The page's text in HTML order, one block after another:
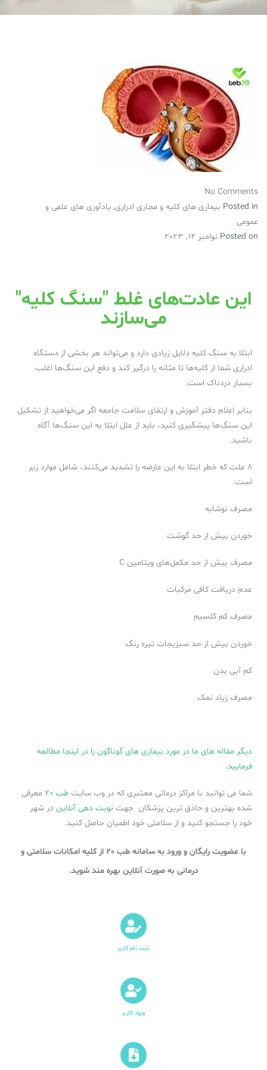
No Comments
Posted in بیماری های کلیه و مجاری ادراری, یادآوری های علمی و
عمومی
Posted on نوامبر 14, 2023
این عادت‌های غلط "سنگ کلیه"
می‌سازند
ابتلا به سنگ کلیه دلایل زیادی دارد و می‌تواند هر بخشی از دستگاه
ادراری شما از کلیه‌ها تا مثانه را درگیر کند و دفع این سنگ‌ها اغلب
بسیار دردناک است.
بنابر اعلام دفتر آموزش و ارتقای سلامت جامعه اگر می‌خواهید از تشکیل
این سنگ‌ها پیشگیری کنید، باید از علل ابتلا به این سنگ‌ها آگاه
باشید.
۸ علت که خطر ابتلا به این عارضه را تشدید می‌کنند، شامل موارد زیر
است:
مصرف نوشابه
خوردن بیش از حد گوشت
مصرف بیش از حد مکمل‌های ویتامین C
عدم دریافت کافی مرکبات
مصرف کم کلسیم
خوردن بیش از حد سبزیجات تیره رنگ
کم آبی بدن
مصرف زیاد نمک
دیگر مقاله های ما در مورد بیماری های گوناگون را در اینجا مطالعه
فرمایید.
شما می توانید با مراکز درمانی معتبری که در وب سایت طب 20
معرفی
شده بهترین و حاذق ترین پزشکان جهت نوبت دهی آنلاین در شهر
خود را جستجو کنید و از سلامتی خود اطمیان حاصل کنید.
با عضویت رایگان و ورود به سامانه طب 20 از کلیه امکانات سلامتی و
درمانی به صورت آنلاین بهره مند شوید.
ثبت نام کاربر
ورود کاربر